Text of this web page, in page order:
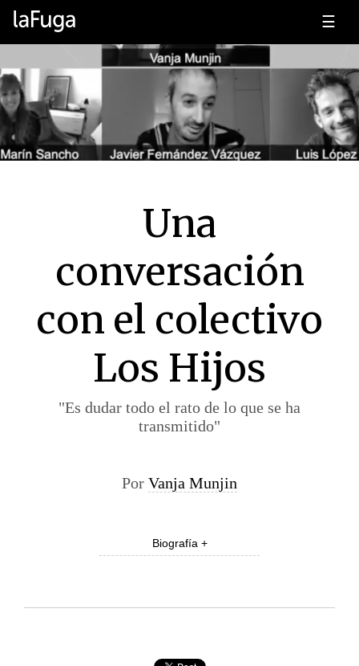
☰
Una
conversación
con el colectivo
Los Hijos
"Es dudar todo el rato de lo que se ha
transmitido"
Por Vanja Munjin
Biografía +